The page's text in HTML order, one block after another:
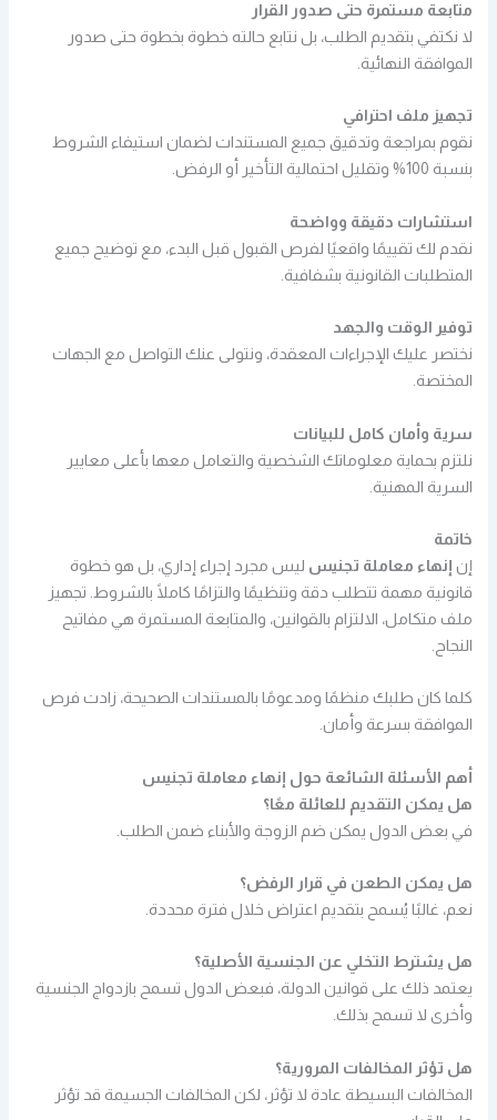
متابعة مستمرة حتى صدور القرار
لا نكتفي بتقديم الطلب، بل نتابع حالته خطوة بخطوة حتى صدور
الموافقة النهائية.
تجهيز ملف احترافي
نقوم بمراجعة وتدقيق جميع المستندات لضمان استيفاء الشروط
بنسبة 100% وتقليل احتمالية التأخير أو الرفض.
استشارات دقيقة وواضحة
نقدم لك تقييمًا واقعيًا لفرص القبول قبل البدء، مع توضيح جميع
المتطلبات القانونية بشفافية.
توفير الوقت والجهد
نختصر عليك الإجراءات المعقدة، ونتولى عنك التواصل مع الجهات
المختصة.
سرية وأمان كامل للبيانات
نلتزم بحماية معلوماتك الشخصية والتعامل معها بأعلى معايير
السرية المهنية.
خاتمة
إن إنهاء معاملة تجنيس ليس مجرد إجراء إداري، بل هو خطوة
قانونية مهمة تتطلب دقة وتنظيمًا والتزامًا كاملًا بالشروط. تجهيز
ملف متكامل، الالتزام بالقوانين، والمتابعة المستمرة هي مفاتيح
النجاح.
كلما كان طلبك منظمًا ومدعومًا بالمستندات الصحيحة، زادت فرص
الموافقة بسرعة وأمان.
أهم الأسئلة الشائعة حول إنهاء معاملة تجنيس
هل يمكن التقديم للعائلة معًا؟
في بعض الدول يمكن ضم الزوجة والأبناء ضمن الطلب.
هل يمكن الطعن في قرار الرفض؟
نعم، غالبًا يُسمح بتقديم اعتراض خلال فترة محددة.
هل يشترط التخلي عن الجنسية الأصلية؟
يعتمد ذلك على قوانين الدولة، فبعض الدول تسمح بازدواج الجنسية
وأخرى لا تسمح بذلك.
هل تؤثر المخالفات المرورية؟
المخالفات البسيطة عادة لا تؤثر، لكن المخالفات الجسيمة قد تؤثر